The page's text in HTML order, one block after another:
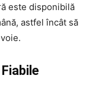
este disponibilă
astfel încât să